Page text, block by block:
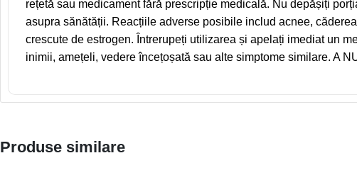
rețetă sau medicament fără prescripție medicală. Nu depășiți
asupra sănătății. Reacțiile adverse posibile includ acnee,
crescute de estrogen. Întrerupeți utilizarea și apelați imediat un
inimii, amețeli, vedere încețoșată sau alte simptome similare. A
Produse similare